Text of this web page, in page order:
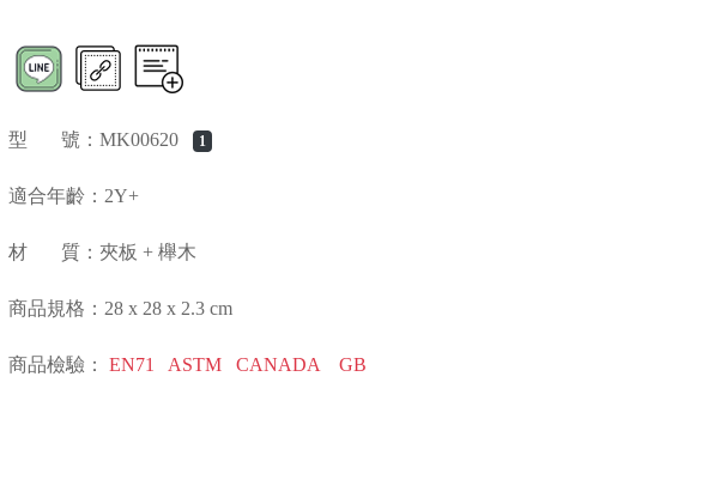
型 號：MK00620 1
適合年齡：2Y+
材 質：夾板 + 櫸木
商品規格：28 x 28 x 2.3 cm
商品檢驗： EN71 ASTM CANADA GB